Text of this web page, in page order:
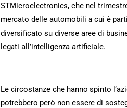
STMicroelectronics, che nel
mercato delle automobili a cui è
diversificato su diverse aree di
legati all’intelligenza artificiale.
Le circostanze che hanno spinto
potrebbero però non essere di